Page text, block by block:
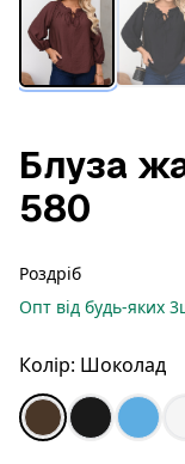
Блуза
580
Роздріб
Опт від будь-яких 3
Колір: Шоколад